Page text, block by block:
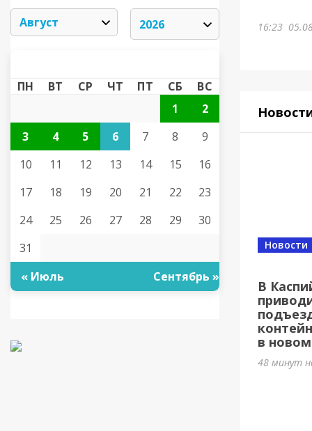
ПН ВТ СР ЧТ ПТ СБ
ВС
1
2
3
4 5 6 7 8
9
10
11 12 13 14 15
16
17
18 19 20 21 22
23
24
25 26 27 28 29
30
31
« Июль
Сентябрь »
16:23
В
в
Новости
48 минут